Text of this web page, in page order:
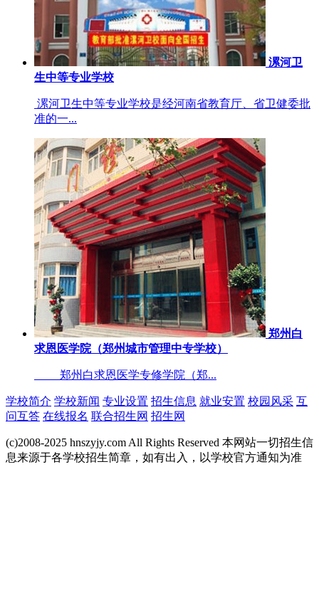
漯河卫
生中等专业学校
漯河卫生中等专业学校是经河南省教育厅、省卫健委批
准的一...
郑州白
求恩医学院（郑州城市管理中专学校）
郑州白求恩医学专修学院（郑...
学校简介 学校新闻 专业设置 招生信息 就业安置 校园风采 互
问互答 在线报名 联合招生网 招生网
(c)2008-2025 hnszyjy.com All Rights Reserved 本网站一切招生信
息来源于各学校招生简章，如有出入，以学校官方通知为准